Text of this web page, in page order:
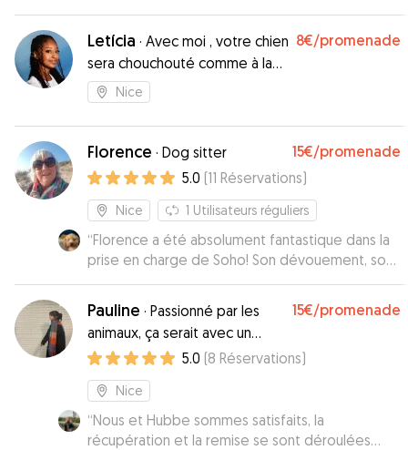
Letícia · Avec moi , votre chien
sera chouchouté comme à la
maison 😇
8€/promenade
Nice
Florence · Dog sitter 15€/promenade
5.0 (11 Réservations)
Nice 1 Utilisateurs réguliers
“Florence a été absolument fantastique dans la
prise en charge de Soho! Son dévouement, son
attention aux détails et son incroyable
gentillesse ont vraiment été remarquables. Soho
l'adore et nous aussi! Nous sommes
extrêmement satisfaits de la qualité du service
qu'elle a fourni. Florence a véritablement réalisé
un travail exceptionnel et nous ne pourrions pas
être plus reconnaissants.
Pauline · Passionné par les
animaux, ça serait avec un
grand plaisir de vous rendre
service en les gardant
15€/promenade
5.0 (8 Réservations)
Nice
“Nous et Hubbe sommes satisfaits, la
récupération et la remise se sont déroulées